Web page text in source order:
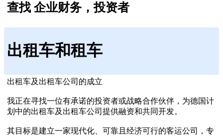
查找 企业财务，投资者
出租车和租车
出租车及出租车公司的成立
我正在寻找一位有承诺的投资者或战略合作伙伴，为德国计
划中的出租车及出租车公司提供融资和共同开发。
其目标是建立一家现代化、可靠且经济可行的客运公司，专